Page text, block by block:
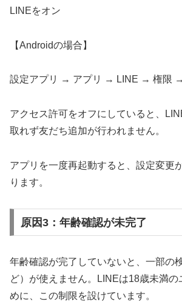
LINEをオン
【Androidの場合】
設定アプリ → アプリ → LINE → 権限
アクセス許可をオフにしていると、
取れず友だち追加が行われません。
アプリを一度再起動すると、設定変更
ります。
原因3：年齢確認が未完了
年齢確認が完了していないと、一部の
ど）が使えません。LINEは18歳未満の
めに、この制限を設けています。